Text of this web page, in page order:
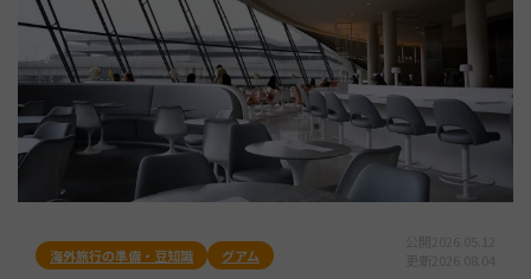
海外旅行の準備・豆知識 グアム